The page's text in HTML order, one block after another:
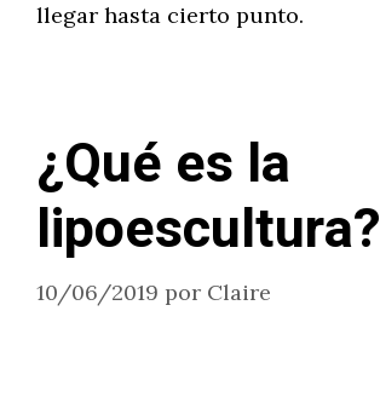
llegar hasta cierto punto.
¿Qué es la
lipoescultura?
10/06/2019 por Claire